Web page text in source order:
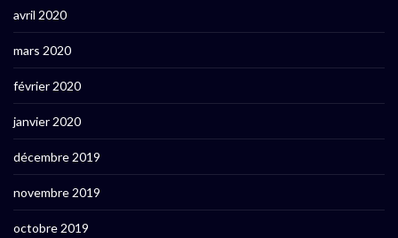
avril 2020
mars 2020
février 2020
janvier 2020
décembre 2019
novembre 2019
octobre 2019